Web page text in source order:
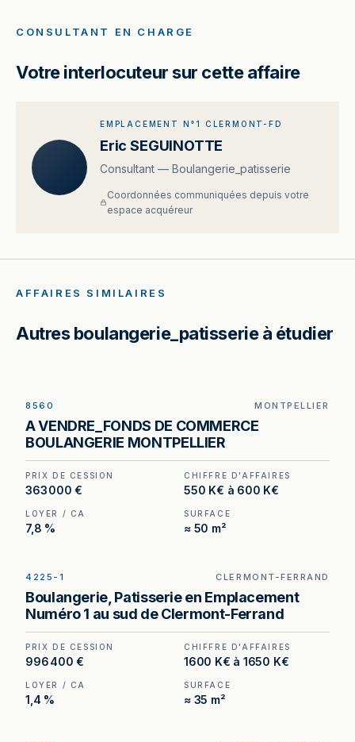
CONSULTANT EN CHARGE
Votre interlocuteur sur cette affaire
EMPLACEMENT N°1 CLERMONT-FD
Eric SEGUINOTTE
Consultant — Boulangerie_patisserie
Coordonnées communiquées depuis votre
espace acquéreur
AFFAIRES SIMILAIRES
Autres boulangerie_patisserie à étudier
quinze places et linéaire de vitrine de 11 mètres
en secteur résidentiel.
8560 MONTPELLIER
A VENDRE_FONDS DE COMMERCE
BOULANGERIE MONTPELLIER
PRIX DE CESSION
363 000 €
CHIFFRE D'AFFAIRES
550 K€ à 600 K€
LOYER / CA
7,8 %
SURFACE
≈ 50 m²
Boulangerie-pâtisserie à vendre à Clermont-
Ferrand, au prix de 996 400 €. (Honoraires à la
charge de l'acquéreur : 56 400 €).
4225-1 CLERMONT-FERRAND
Boulangerie, Patisserie en Emplacement
Numéro 1 au sud de Clermont-Ferrand
PRIX DE CESSION
996 400 €
CHIFFRE D'AFFAIRES
1600 K€ à 1650 K€
LOYER / CA
1,4 %
SURFACE
≈ 35 m²